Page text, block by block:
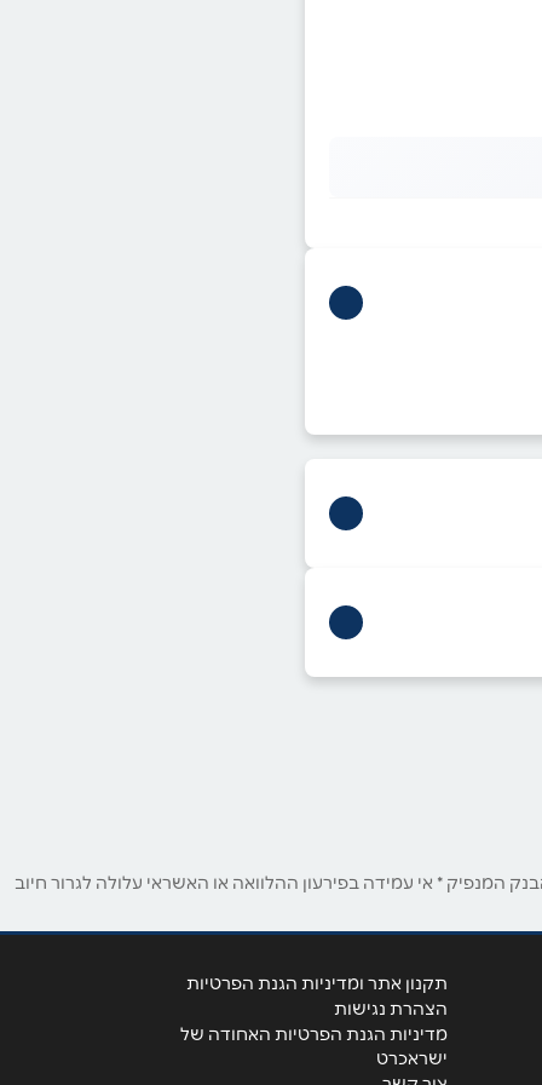
* אי עמידה בפירעון ההלוואה או האשראי עלולה לגרור חיוב
תקנון אתר ומדיניות הגנת הפרטיות
הצהרת נגישות
מדיניות הגנת הפרטיות האחודה של
ישראכרט